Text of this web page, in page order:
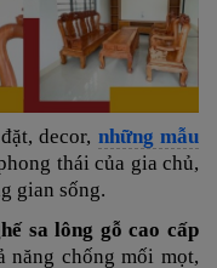
decor, những mẫu
thái của gia chủ,
gian sống.
sa lông gỗ cao cấp
năng chống mối mọt,